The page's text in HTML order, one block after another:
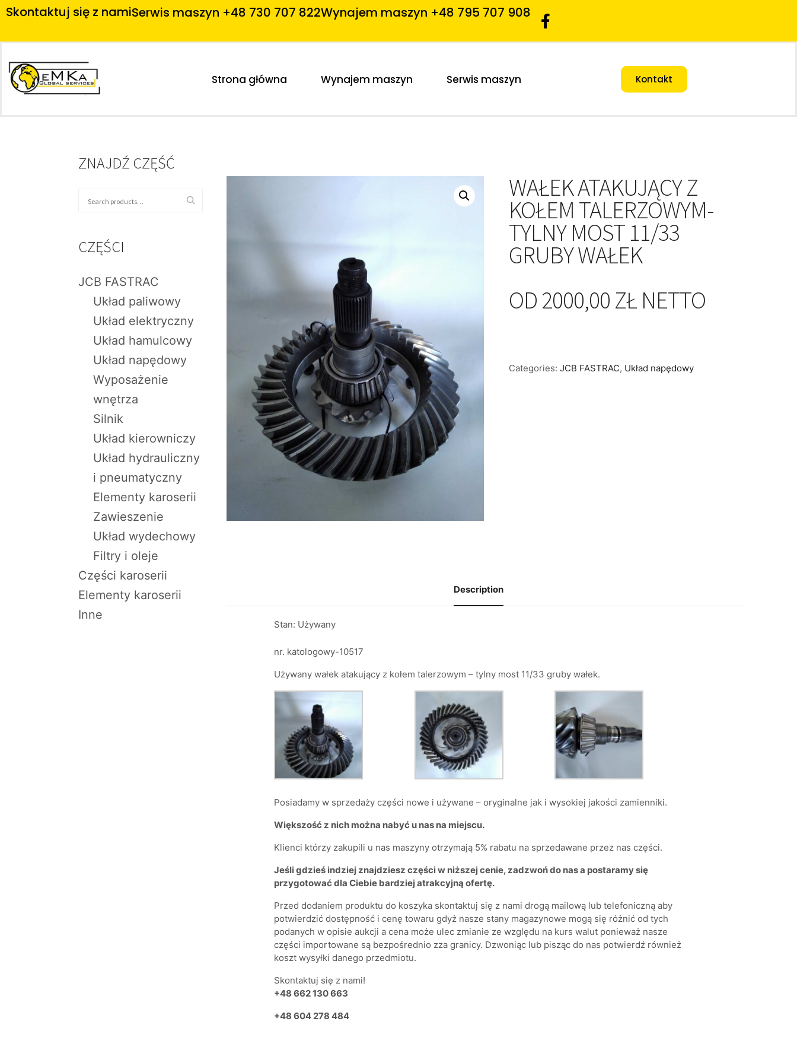
Skontaktuj się z namiSerwis maszyn +48 730 707 822Wynajem maszyn +48 795 707 908
Strona główna Wynajem maszyn Serwis maszyn Kontakt
WAŁEK ATAKUJĄCY Z
KOŁEM TALERZOWYM-
TYLNY MOST 11/33
GRUBY WAŁEK
OD 2000,00 ZŁ NETTO
Categories: JCB FASTRAC, Układ napędowy
Description
Stan: Używany
nr. katologowy-10517
Używany wałek atakujący z kołem talerzowym – tylny most 11/33 gruby wałek.
Posiadamy w sprzedaży części nowe i używane – oryginalne jak i wysokiej jakości zamienniki.
Większość z nich można nabyć u nas na miejscu.
Klienci którzy zakupili u nas maszyny otrzymają 5% rabatu na sprzedawane przez nas części.
Jeśli gdzieś indziej znajdziesz części w niższej cenie, zadzwoń do nas a postaramy się
przygotować dla Ciebie bardziej atrakcyjną ofertę.
Przed dodaniem produktu do koszyka skontaktuj się z nami drogą mailową lub telefoniczną aby
potwierdzić dostępność i cenę towaru gdyż nasze stany magazynowe mogą się różnić od tych
podanych w opisie aukcji a cena może ulec zmianie ze względu na kurs walut ponieważ nasze
części importowane są bezpośrednio zza granicy. Dzwoniąc lub pisząc do nas potwierdź również
koszt wysyłki danego przedmiotu.
Skontaktuj się z nami!
+48 662 130 663
+48 604 278 484
ZNAJDŹ CZĘŚĆ
CZĘŚCI
JCB FASTRAC
Układ paliwowy
Układ elektryczny
Układ hamulcowy
Układ napędowy
Wyposażenie
wnętrza
Silnik
Układ kierowniczy
Układ hydrauliczny
i pneumatyczny
Elementy karoserii
Zawieszenie
Układ wydechowy
Filtry i oleje
Części karoserii
Elementy karoserii
Inne